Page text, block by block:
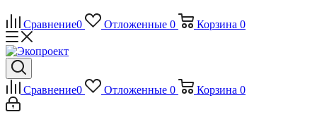
Сравнение0 Отложенные 0 Корзина 0
Сравнение0 Отложенные 0 Корзина 0